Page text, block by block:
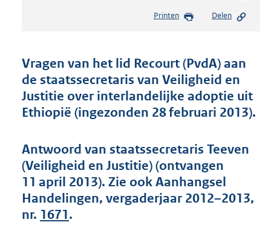
s
d
s
g
r
t
e
:
4
Printen Delen
Vragen van het lid Recourt (PvdA) aan
de staatssecretaris van Veiligheid en
Justitie over interlandelijke adoptie uit
Ethiopië (ingezonden 28 februari 2013).
Antwoord van staatssecretaris Teeven
(Veiligheid en Justitie) (ontvangen
11 april 2013). Zie ook Aanhangsel
Handelingen, vergaderjaar 2012–2013,
nr. 1671.